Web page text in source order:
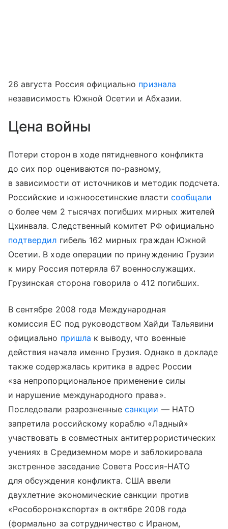
26 августа Россия официально признала
независимость Южной Осетии и Абхазии.
Цена войны
Потери сторон в ходе пятидневного конфликта
до сих пор оцениваются по-разному,
в зависимости от источников и методик подсчета.
Российские и южноосетинские власти сообщали
о более чем 2 тысячах погибших мирных жителей
Цхинвала. Следственный комитет РФ официально
подтвердил гибель 162 мирных граждан Южной
Осетии. В ходе операции по принуждению Грузии
к миру Россия потеряла 67 военнослужащих.
Грузинская сторона говорила о 412 погибших.
В сентябре 2008 года Международная
комиссия ЕС под руководством Хайди Тальявини
официально пришла к выводу, что военные
действия начала именно Грузия. Однако в докладе
также содержалась критика в адрес России
«за непропорциональное применение силы
и нарушение международного права».
Последовали разрозненныесанкции — НАТО
запретила российскому кораблю «Ладный»
участвовать в совместных антитеррористических
учениях в Средиземном море и заблокировала
экстренное заседание Совета Россия-НАТО
для обсуждения конфликта. США ввели
двухлетние экономические санкции против
«Рособоронэкспорта» в октябре 2008 года
(формально за сотрудничество с Ираном,